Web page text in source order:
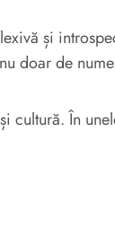
și
doar de
cultură. În